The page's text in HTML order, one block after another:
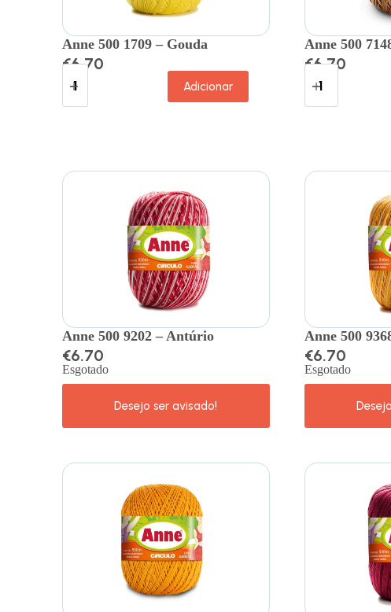
Anne 500 1709 – Gouda
€6.70
Adicionar
Anne 500
€6.70
Anne 500 9202 – Antúrio
€6.70
Esgotado
Anne 500
€6.70
Esgotado